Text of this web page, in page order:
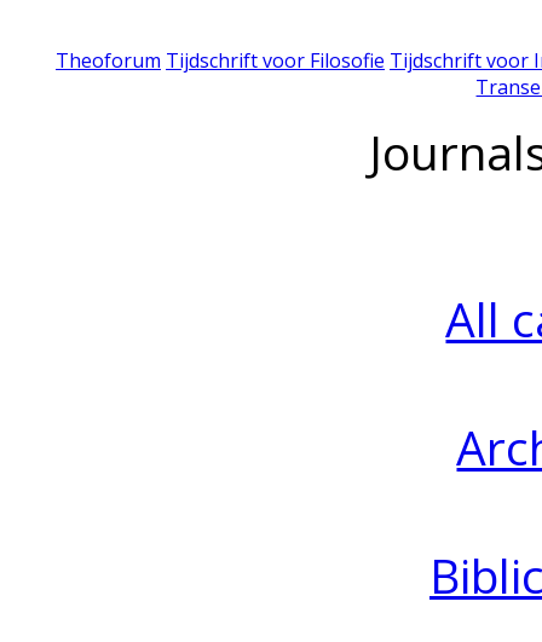
Theoforum Tijdschrift voor Filosofie Tijdschrift voor
All